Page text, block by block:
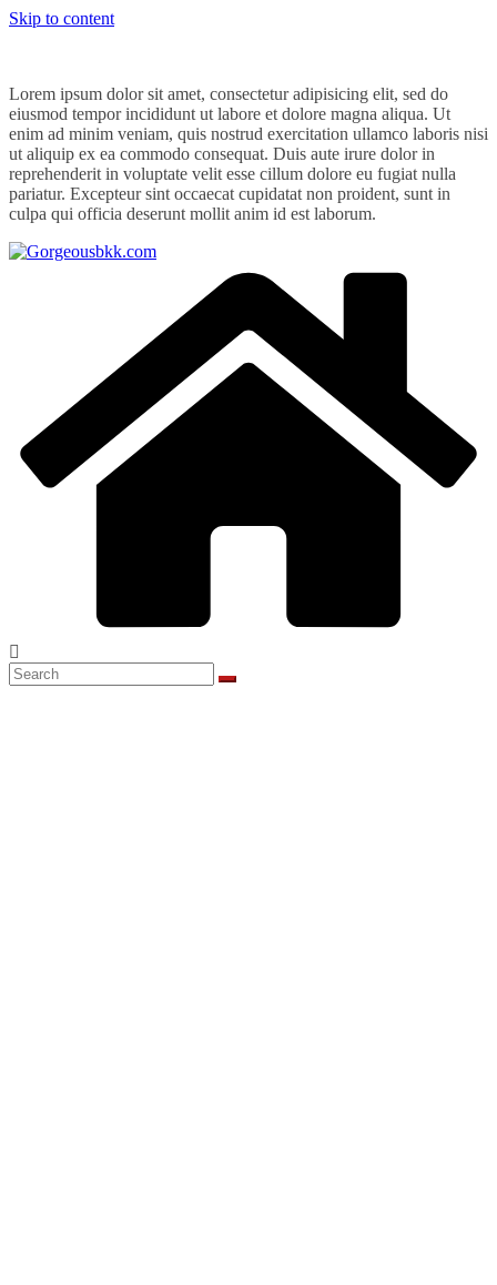
Skip to content
Lorem ipsum dolor sit amet, consectetur adipisicing elit, sed do
eiusmod tempor incididunt ut labore et dolore magna aliqua. Ut
enim ad minim veniam, quis nostrud exercitation ullamco laboris nisi
ut aliquip ex ea commodo consequat. Duis aute irure dolor in
reprehenderit in voluptate velit esse cillum dolore eu fugiat nulla
pariatur. Excepteur sint occaecat cupidatat non proident, sunt in
culpa qui officia deserunt mollit anim id est laborum.